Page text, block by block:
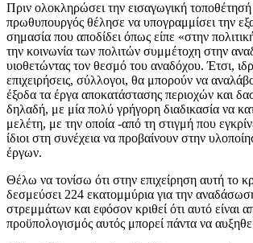
Πριν ολοκληρώσει την εισαγωγική
πρωθυπουργός θέλησε να υπογραμμίσει την
σημασία που αποδίδει όπως είπε «στην
την κοινωνία των πολιτών συμμέτοχη στην
υιοθετώντας τον θεσμό του αναδόχου. Έτσι,
επιχειρήσεις, σύλλογοι, θα μπορούν να
έξοδα τα έργα αποκατάστασης περιοχών και
δηλαδή, με μία πολύ γρήγορη διαδικασία να
μελέτη, με την οποία -από τη στιγμή που
ίδιοι στη συνέχεια να προβαίνουν στην
έργων.
Θέλω να τονίσω ότι στην επιχείρηση αυτή το
δεσμεύσει 224 εκατομμύρια για την
στρεμμάτων και εφόσον κριθεί ότι αυτό είναι
προϋπολογισμός αυτός μπορεί πάντα να